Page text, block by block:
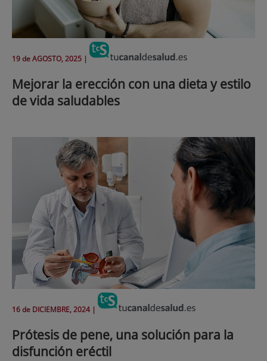
19 deAGOSTO, 2025 |
Mejorar la erección con una dieta y estilo
de vida saludables
16 de DICIEMBRE, 2024 |
Prótesis de pene, una solución para la
disfunción eréctil